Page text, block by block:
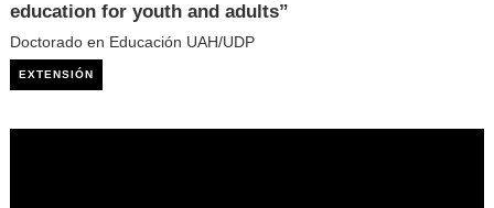
education for youth and adults”
Doctorado en Educación UAH/UDP
EXTENSIÓN